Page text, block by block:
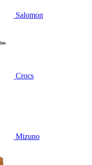
Salomon
Crocs
Mizuno